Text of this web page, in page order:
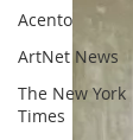
Acento
ArtNet News
The New York
Times